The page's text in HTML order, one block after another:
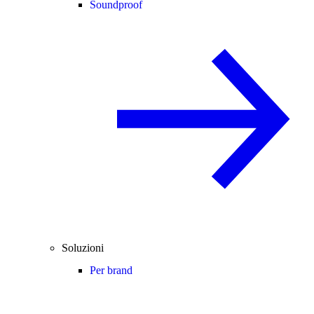
Soundproof
Soluzioni
Per brand